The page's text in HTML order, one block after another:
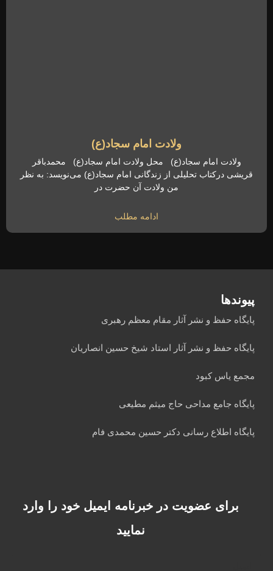
ولادت امام سجاد(ع)
ولادت امام سجاد(ع) محل ولادت امام سجاد(ع) محمدباقر
قريشی دركتاب تحليلی از زندگانی امام سجاد(ع) می‌نويسد: به نظر
من ولادت آن حضرت در
ادامه مطلب
پیوندها
پایگاه حفظ و نشر آثار مقام معظم رهبری
پایگاه حفظ و نشر آثار استاد شیخ حسین انصاریان
مجمع یاس کبود
پایگاه جامع مداحی حاج میثم مطیعی
پایگاه اطلاع رسانی دکتر حسین محمدی فام
برای عضویت در خبرنامه ایمیل خود را وارد
نمایید